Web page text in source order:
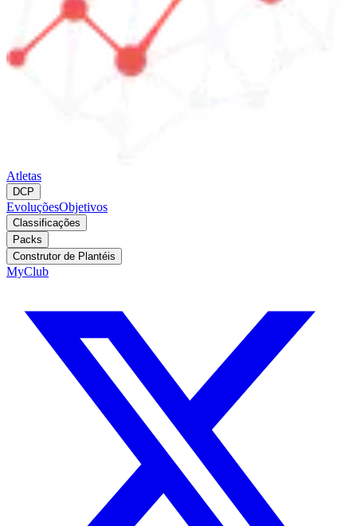
Atletas
DCP
EvoluçõesObjetivos
Classificações
Packs
Construtor de Plantéis
MyClub